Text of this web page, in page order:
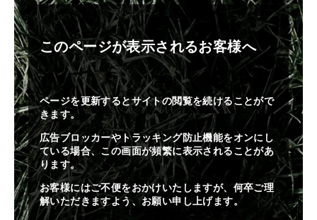
このページが表示されるお客様へ
ページを更新するとサイトの閲覧を続けることがで
きます。
広告ブロッカーやトラッキング防止機能をオンにし
ている場合、この画面が頻繁に表示されることがあ
ります。
お客様にはご不便をおかけいたしますが、何卒ご理
解いただきますよう、お願い申し上げます。